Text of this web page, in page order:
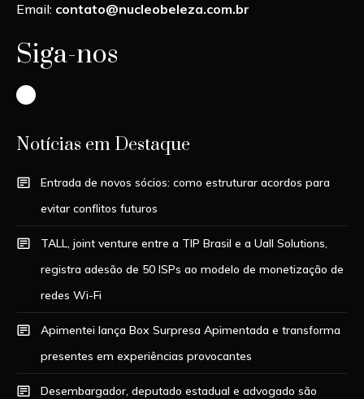
Email: contato@nucleobeleza.com.br
Siga-nos
Instagram
Notícias em Destaque
Entrada de novos sócios: como estruturar acordos para
evitar conflitos futuros
TALL, joint venture entre a TIP Brasil e a Uall Solutions,
registra adesão de 50 ISPs ao modelo de monetização de
redes Wi-Fi
Apimentei lança Box Surpresa Apimentada e transforma
presentes em experiências provocantes
Desembargador, deputado estadual e advogado são